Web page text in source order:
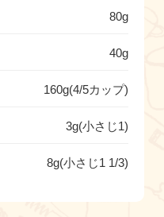
80g
40g
160g(4/5カップ)
3g(小さじ1)
8g(小さじ1 1/3)